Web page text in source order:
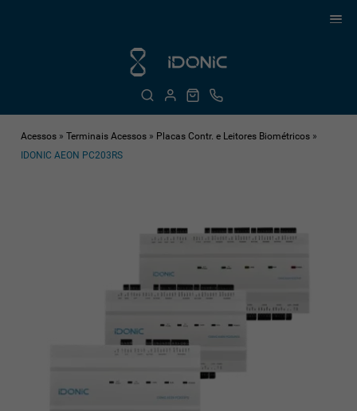
Acessos »Terminais Acessos » Placas Contr. e Leitores Biométricos »
IDONIC AEON PC203RS